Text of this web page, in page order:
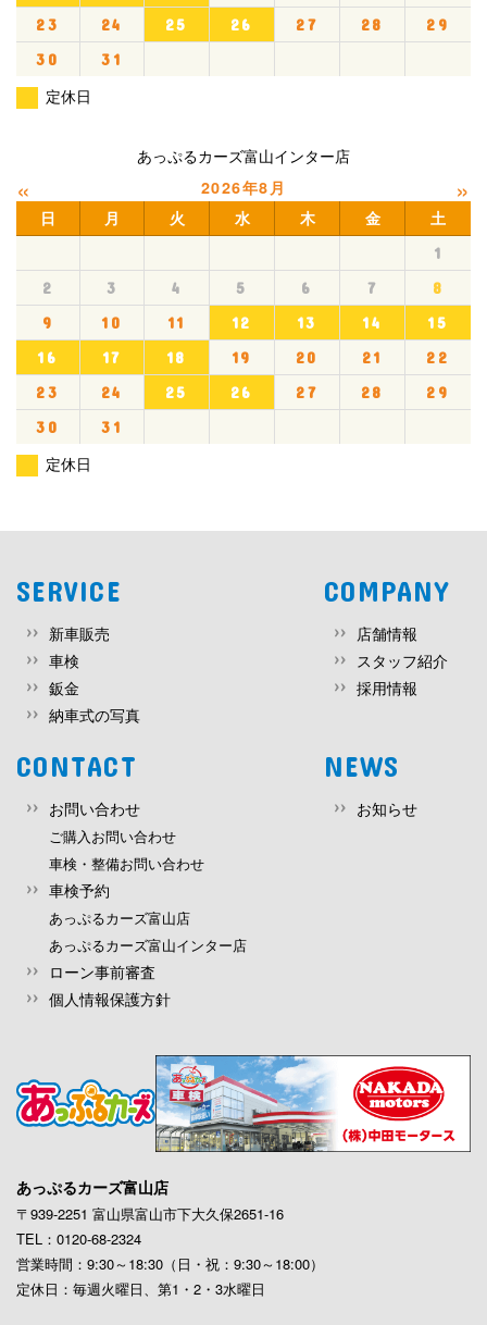
23
24 25 26 27 28
29
30
31
定休日
あっぷるカーズ富山インター店
« 2026年8月 »
日 月 火 水 木 金 土
1
2
3 4 5 6 7
8
9
10 11 12 13 14
15
16
17 18 19 20 21
22
23
24 25 26 27 28
29
30
31
定休日
SERVICE
新車販売
車検
鈑金
納車式の写真
COMPANY
店舗情報
スタッフ紹介
採用情報
CONTACT
お問い合わせ
ご購入お問い合わせ
車検・整備お問い合わせ
車検予約
あっぷるカーズ富山店
あっぷるカーズ富山インター店
ローン事前審査
個人情報保護方針
NEWS
お知らせ
あっぷるカーズ富山店
〒939-2251 富山県富山市下大久保2651-16
TEL：0120-68-2324
営業時間：9:30～18:30（日・祝：9:30～18:00）
定休日：毎週火曜日、第1・2・3水曜日